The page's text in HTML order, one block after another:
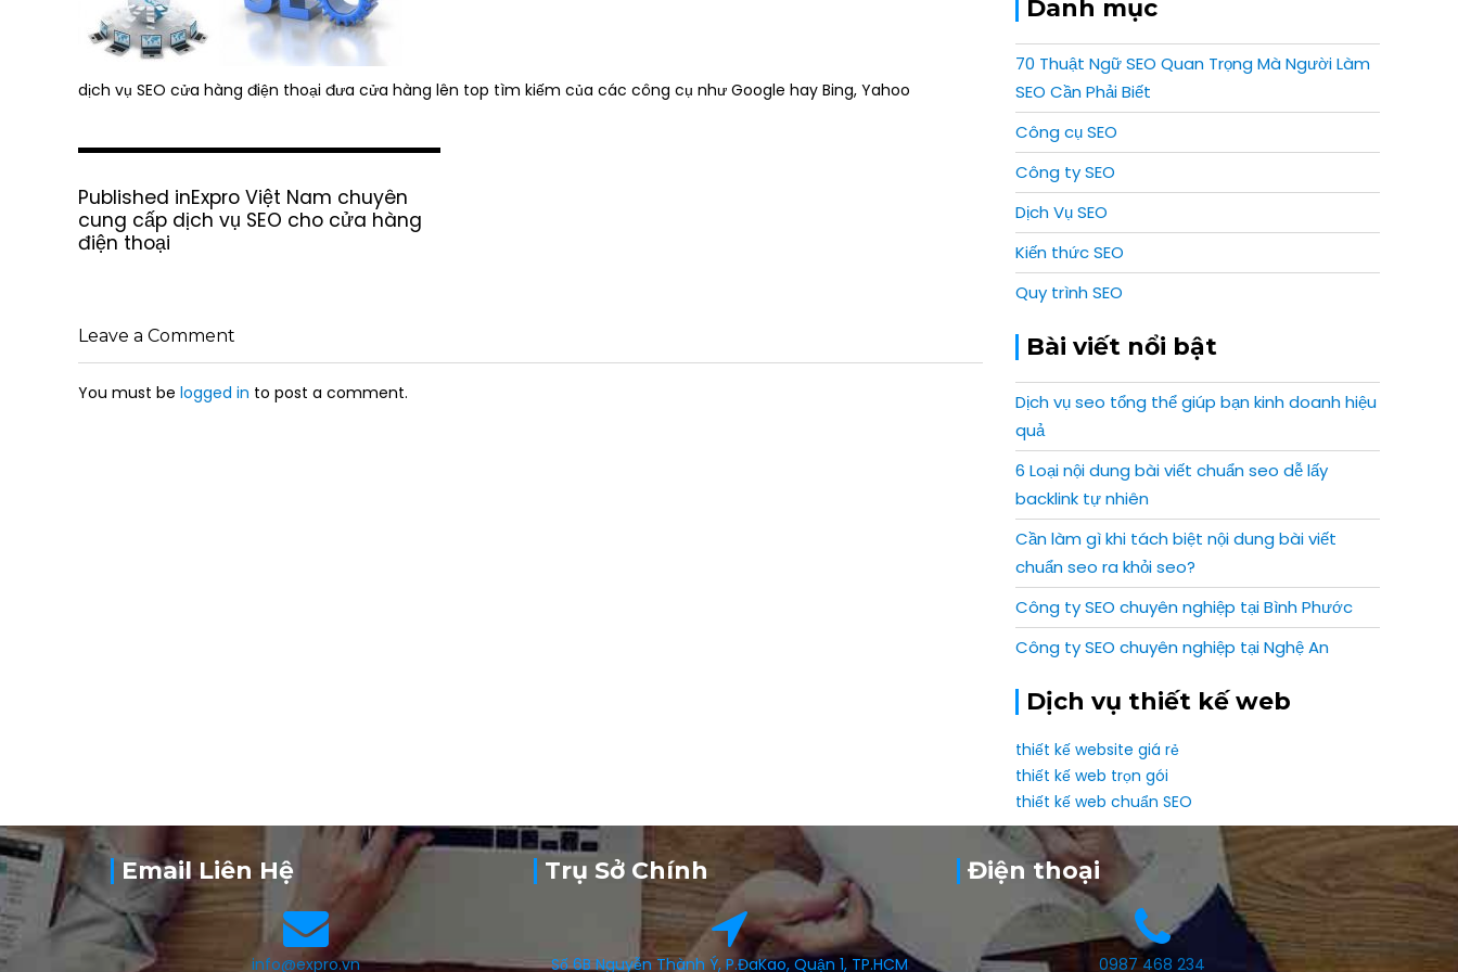
dịch vụ SEO cửa hàng điện thoại đưa cửa hàng lên top tìm kiếm của các công cụ như Google hay Bing, Yahoo
o
s
t
v
i
g
a
Published inExpro Việt Nam chuyên
cung cấp dịch vụ SEO cho cửa hàng
điện thoại
Leave a Comment
You must be logged in to post a comment.
Danh mục
70 Thuật Ngữ SEO Quan Trọng Mà Người Làm
SEO Cần Phải Biết
Công cụ SEO
Công ty SEO
Dịch Vụ SEO
Kiến thức SEO
Quy trình SEO
Bài viết nổi bật
Dịch vụ seo tổng thể giúp bạn kinh doanh hiệu
quả
6 Loại nội dung bài viết chuẩn seo dễ lấy
backlink tự nhiên
Cần làm gì khi tách biệt nội dung bài viết
chuẩn seo ra khỏi seo?
Công ty SEO chuyên nghiệp tại Bình Phước
Công ty SEO chuyên nghiệp tại Nghệ An
Dịch vụ thiết kế web
thiết kế website giá rẻ
thiết kế web trọn gói
thiết kế web chuẩn SEO
Email Liên Hệ
info@expro.vn
Trụ Sở Chính
Số 6B Nguyễn Thành Ý, P.ĐaKao, Quận 1, TP.HCM
Điện thoại
0987 468 234